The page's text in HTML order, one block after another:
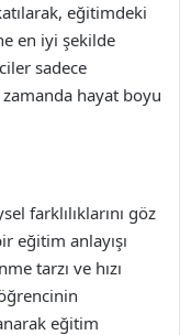
eğitimdeki
en iyi şekilde
sadece
hayat boyu
farklılıklarını göz
eğitim anlayışı
tarzı ve hızı
eğitim